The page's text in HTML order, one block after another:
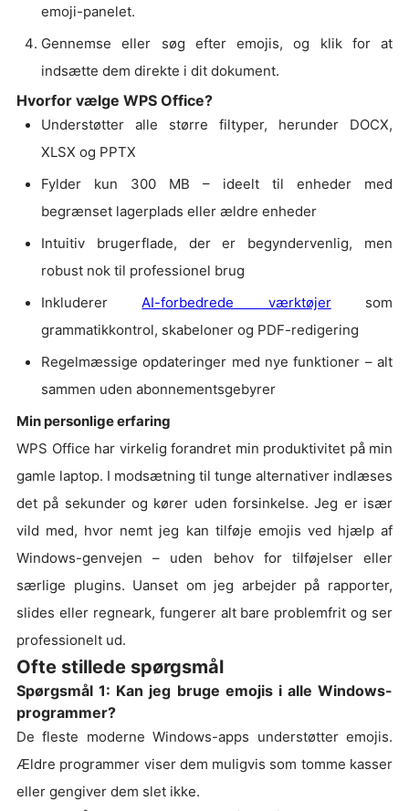
emoji-panelet.
Gennemse eller søg efter emojis, og klik for at
indsætte dem direkte i dit dokument.
Hvorfor vælge WPS Office?
Understøtter alle større filtyper, herunder DOCX,
XLSX og PPTX
Fylder kun 300 MB – ideelt til enheder med
begrænset lagerplads eller ældre enheder
Intuitiv brugerflade, der er begyndervenlig, men
robust nok til professionel brug
InkludererAI-forbedrede værktøjersom
grammatikkontrol, skabeloner og PDF-redigering
Regelmæssige opdateringer med nye funktioner – alt
sammen uden abonnementsgebyrer
Min personlige erfaring
WPS Office har virkelig forandret min produktivitet på min
gamle laptop. I modsætning til tunge alternativer indlæses
det på sekunder og kører uden forsinkelse. Jeg er især
vild med, hvor nemt jeg kan tilføje emojis ved hjælp af
Windows-genvejen – uden behov for tilføjelser eller
særlige plugins. Uanset om jeg arbejder på rapporter,
slides eller regneark, fungerer alt bare problemfrit og ser
professionelt ud.
Ofte stillede spørgsmål
Spørgsmål 1: Kan jeg bruge emojis i alle Windows-
programmer?
De fleste moderne Windows-apps understøtter emojis.
Ældre programmer viser dem muligvis som tomme kasser
eller gengiver dem slet ikke.